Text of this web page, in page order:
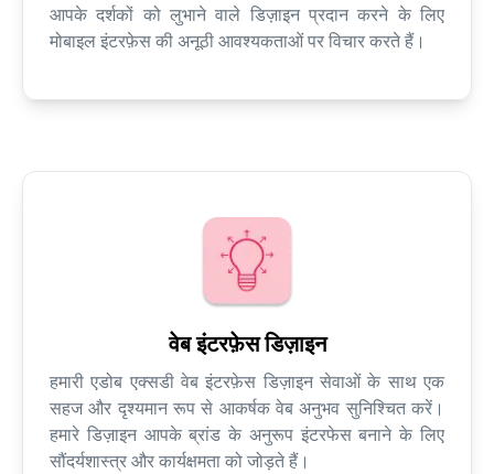
आपके दर्शकों को लुभाने वाले डिज़ाइन प्रदान करने के लिए
मोबाइल इंटरफ़ेस की अनूठी आवश्यकताओं पर विचार करते हैं।
वेब इंटरफ़ेस डिज़ाइन
हमारी एडोब एक्सडी वेब इंटरफ़ेस डिज़ाइन सेवाओं के साथ एक
सहज और दृश्यमान रूप से आकर्षक वेब अनुभव सुनिश्चित करें।
हमारे डिज़ाइन आपके ब्रांड के अनुरूप इंटरफेस बनाने के लिए
सौंदर्यशास्त्र और कार्यक्षमता को जोड़ते हैं।